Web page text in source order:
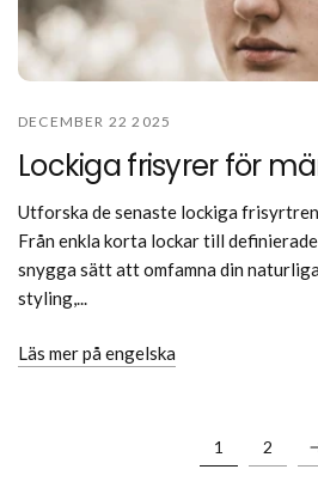
DECEMBER 22 2025
Lockiga frisyrer för
Utforska de senaste lockiga
Från enkla korta lockar till
snygga sätt att omfamna din
styling,...
Läs mer på engelska
1 2